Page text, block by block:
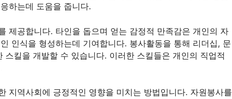
하는데 도움을 줍니다.
제공합니다. 타인을 돕으며 얻는 감정적 만족감은 개인의 자
인식을 형성하는데 기여합니다. 봉사활동을 통해 리더십, 문
스킬을 개발할 수 있습니다. 이러한 스킬들은 개인의 직업적
지역사회에 긍정적인 영향을 미치는 방법입니다. 자원봉사를